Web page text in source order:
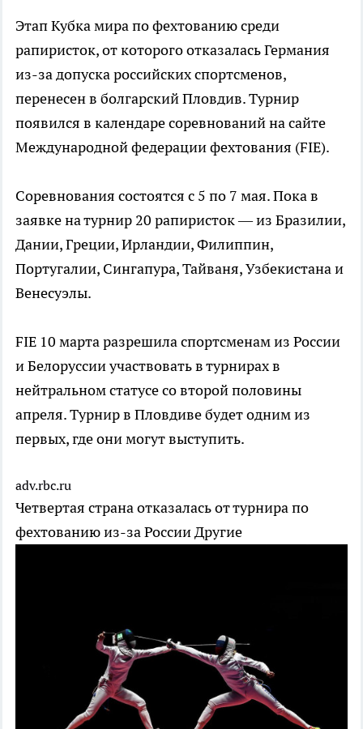
Этап Кубка мира по фехтованию среди
рапиристок, от которого отказалась Германия
из-за допуска российских спортсменов,
перенесен в болгарский Пловдив. Турнир
появился в календаре соревнований на сайте
Международной федерации фехтования (FIE).
Соревнования состоятся с 5 по 7 мая. Пока в
заявке на турнир 20 рапиристок — из Бразилии,
Дании, Греции, Ирландии, Филиппин,
Португалии, Сингапура, Тайваня, Узбекистана и
Венесуэлы.
FIE 10 марта разрешила спортсменам из России
и Белоруссии участвовать в турнирах в
нейтральном статусе со второй половины
апреля. Турнир в Пловдиве будет одним из
первых, где они могут выступить.
adv.rbc.ru
Четвертая страна отказалась от турнира по
фехтованию из-за РоссииДругие